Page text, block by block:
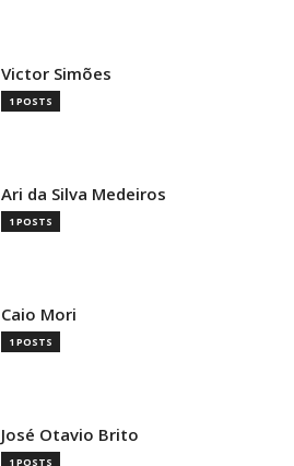
Victor Simões
1 POSTS
Ari da Silva Medeiros
1 POSTS
Caio Mori
1 POSTS
José Otavio Brito
1 POSTS